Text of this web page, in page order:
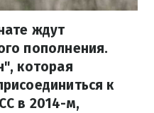
ждут
пополнения.
которая
к
в 2014-м,